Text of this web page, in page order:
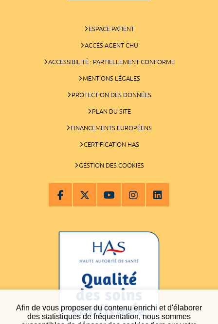
Afin de vous proposer du contenu enrichi et d'élaborer
des statistiques de fréquentation, nous sommes
ESPACE PATIENT
ACCÈS AGENT CHU
ACCESSIBILITÉ : PARTIELLEMENT CONFORME
MENTIONS LÉGALES
PROTECTION DES DONNÉES
PLAN DU SITE
FINANCEMENTS EUROPÉENS
CERTIFICATION HAS
GESTION DES COOKIES